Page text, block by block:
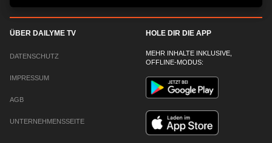
ÜBER DAILYME TV
DATENSCHUTZ
IMPRESSUM
AGB
UNTERNEHMENSSEITE
HOLE DIR DIE APP
MEHR INHALTE INKLUSIVE,
OFFLINE-MODUS: